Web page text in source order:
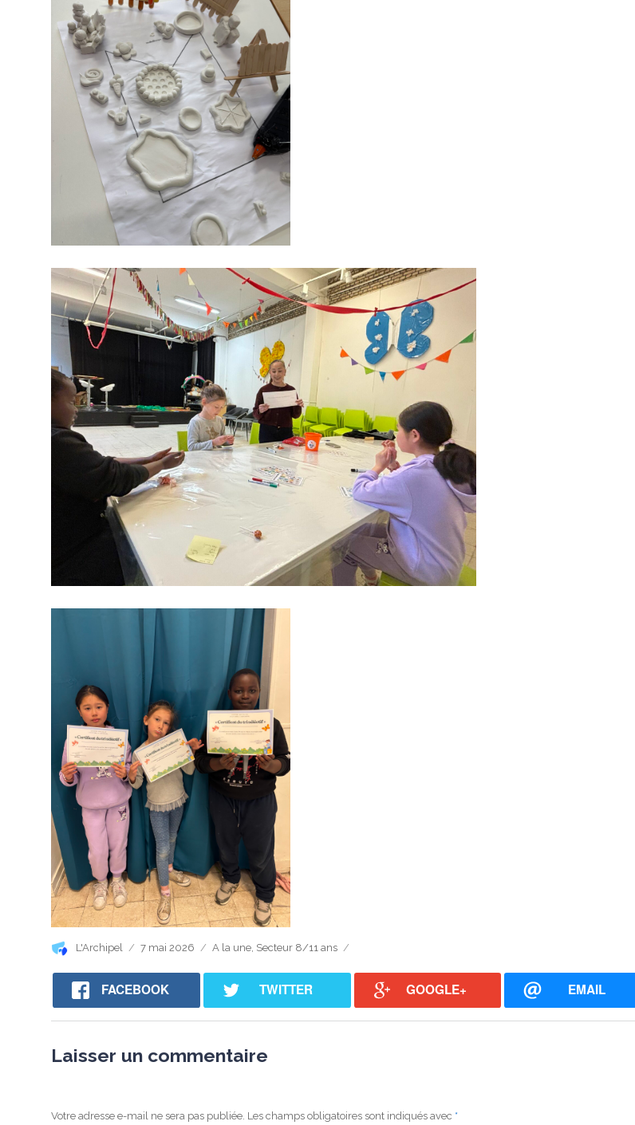
Auteur
L'Archipel
Publié
7 mai 2026 Catégories
A la une, Secteur 8/11 ans
FACEBOOK TWITTER GOOGLE+ EMAIL
Laisser un commentaire
Votre adresse e-mail ne sera pas publiée. Les champs obligatoires sont indiqués avec *